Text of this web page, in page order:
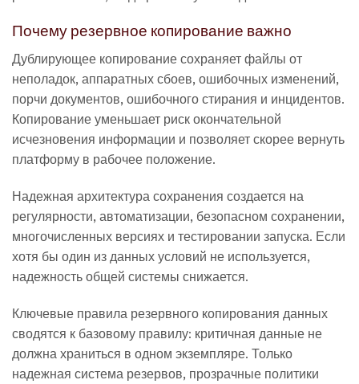
Почему резервное копирование важно
Дублирующее копирование сохраняет файлы от
неполадок, аппаратных сбоев, ошибочных изменений,
порчи документов, ошибочного стирания и инцидентов.
Копирование уменьшает риск окончательной
исчезновения информации и позволяет скорее вернуть
платформу в рабочее положение.
Надежная архитектура сохранения создается на
регулярности, автоматизации, безопасном сохранении,
многочисленных версиях и тестировании запуска. Если
хотя бы один из данных условий не используется,
надежность общей системы снижается.
Ключевые правила резервного копирования данных
сводятся к базовому правилу: критичная данные не
должна храниться в одном экземпляре. Только
надежная система резервов, прозрачные политики